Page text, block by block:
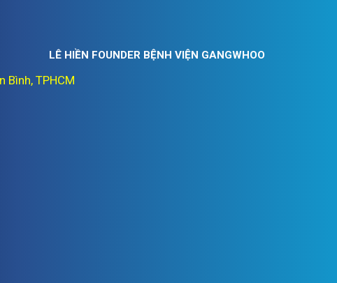
LÊ HIỀN FOUNDER BỆNH VIỆN GANGWHOO
Bình, TPHCM